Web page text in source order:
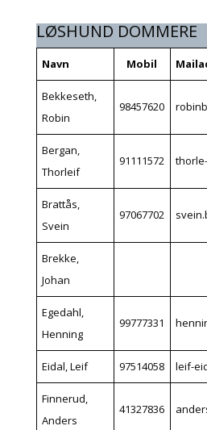
LØSHUND DOMMERE
Navn Mobil
Bekkeseth,
Robin
98457620
Bergan,
Thorleif
91111572
Brattås,
Svein
97067702
Brekke,
Johan
Egedahl,
Henning
99777331
Eidal, Leif 97514058 leif-
Finnerud,
Anders
41327836